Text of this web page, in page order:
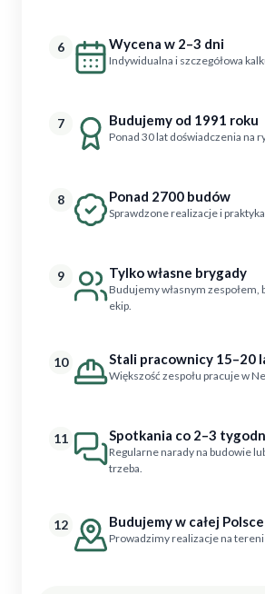
6 Wycena w 2–3 dni
Indywidualna i szczegółowa
7 Budujemy od 1991 roku
Ponad 30 lat doświadczenia na
8 Ponad 2700 budów
Sprawdzone realizacje i
9 Tylko własne brygady
Budujemy własnym zespołem,
ekip.
10 Stali pracownicy 15–20
Większość zespołu pracuje w
11 Spotkania co 2–3
Regularne narady na budowie
trzeba.
12 Budujemy w całej Polsce
Prowadzimy realizacje na